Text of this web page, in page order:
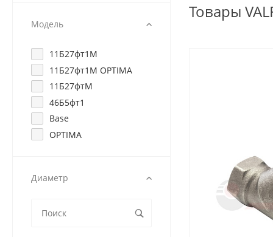
Модель
11Б27фт1М
11Б27фт1М OPTIMA
11Б27фтМ
46Б5фт1
Base
OPTIMA
Диаметр
Товары